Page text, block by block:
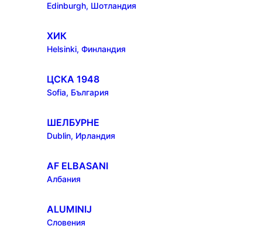
Edinburgh, Шотландия
ХИК
Helsinki, Финландия
ЦСКА 1948
Sofia, България
ШЕЛБУРНЕ
Dublin, Ирландия
AF ELBASANI
Албания
ALUMINIJ
Словения